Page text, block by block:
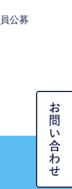
公募